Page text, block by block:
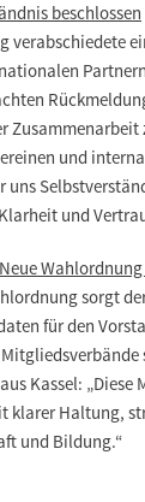
beschlossen
verabschiedete
und
uns
und
Wahlordnung
sorgt
für den
Kassel:
klarer Haltung,
und Bildung.“